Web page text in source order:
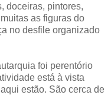
doceiras, pintores,
as figuras do
no desfile organizado
foi perentório
está à vista
estão. São cerca de